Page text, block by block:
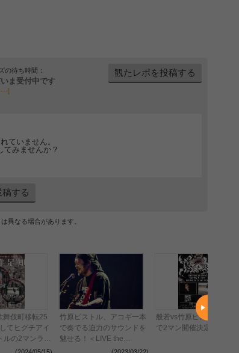
の待ち時間：
ま受付中です
]
観たレポを投稿する
ていません。
てみませんか？
する
異なる場合があります。
舞伎町移転25
てヒグチアイ
の2マンライ
(2024/05/15)
竹原ピストル、アコギ一本
で奏でる迫力のサウンドを
魅せる！＜LIVE the
(2023/03/22)
般若vs竹原ピストル、渋谷
で2マン開催決定